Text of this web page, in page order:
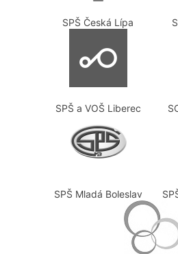
SPŠ Česká Lípa
SPŠ a VOŠ Liberec
SPŠ Mladá Boleslav